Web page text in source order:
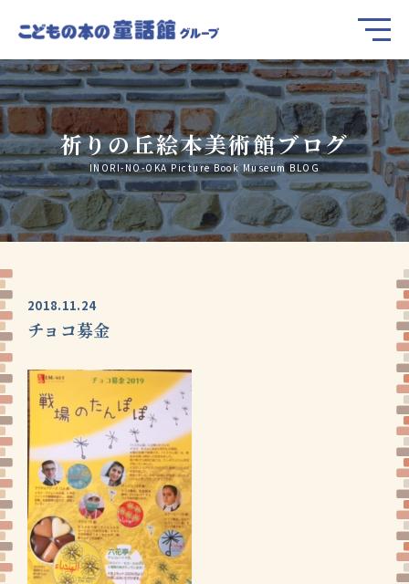
祈りの丘絵本美術館ブログ
INORI-NO-OKA Picture Book Museum BLOG
2018.11.24
チョコ募金